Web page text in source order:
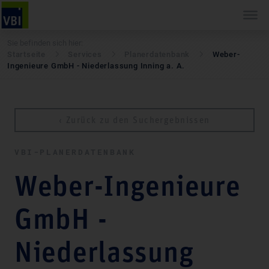
Weber-
Ingenieure GmbH - Niederlassung Inning a. A.
Weber-Ingenieure
GmbH -
Niederlassung